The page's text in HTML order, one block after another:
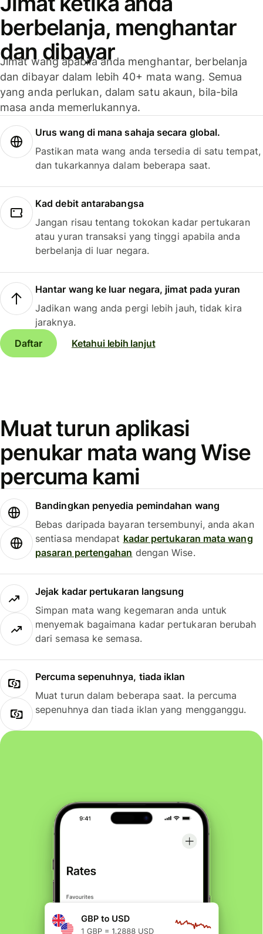
berbelanja, menghantar
dan dibayar
Jimat wang apabila anda menghantar, berbelanja
dan dibayar dalam lebih 40+ mata wang. Semua
yang anda perlukan, dalam satu akaun, bila-bila
masa anda memerlukannya.
Urus wang di mana sahaja secara global.
Pastikan mata wang anda tersedia di satu tempat,
dan tukarkannya dalam beberapa saat.
Kad debit antarabangsa
Jangan risau tentang tokokan kadar pertukaran
atau yuran transaksi yang tinggi apabila anda
berbelanja di luar negara.
Hantar wang ke luar negara, jimat pada yuran
Jadikan wang anda pergi lebih jauh, tidak kira
jaraknya.
Daftar
Ketahui lebih lanjut
Muat turun aplikasi
penukar mata wang Wise
percuma kami
Bandingkan penyedia pemindahan wang
Bebas daripada bayaran tersembunyi, anda akan
sentiasa mendapat kadar pertukaran mata wang
pasaran pertengahan dengan Wise.
Jejak kadar pertukaran langsung
Simpan mata wang kegemaran anda untuk
menyemak bagaimana kadar pertukaran berubah
dari semasa ke semasa.
Percuma sepenuhnya, tiada iklan
Muat turun dalam beberapa saat. Ia percuma
sepenuhnya dan tiada iklan yang mengganggu.